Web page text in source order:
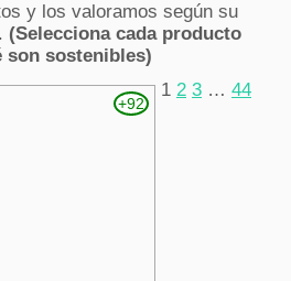
y los valoramos según su
(Selecciona cada producto
son sostenibles)
+92
1 2 3 … 44